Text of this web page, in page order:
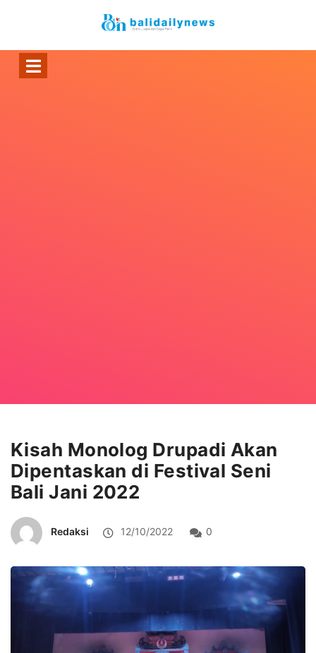
Kisah Monolog Drupadi Akan
Dipentaskan di Festival Seni
Bali Jani 2022
Redaksi 12/10/2022 0